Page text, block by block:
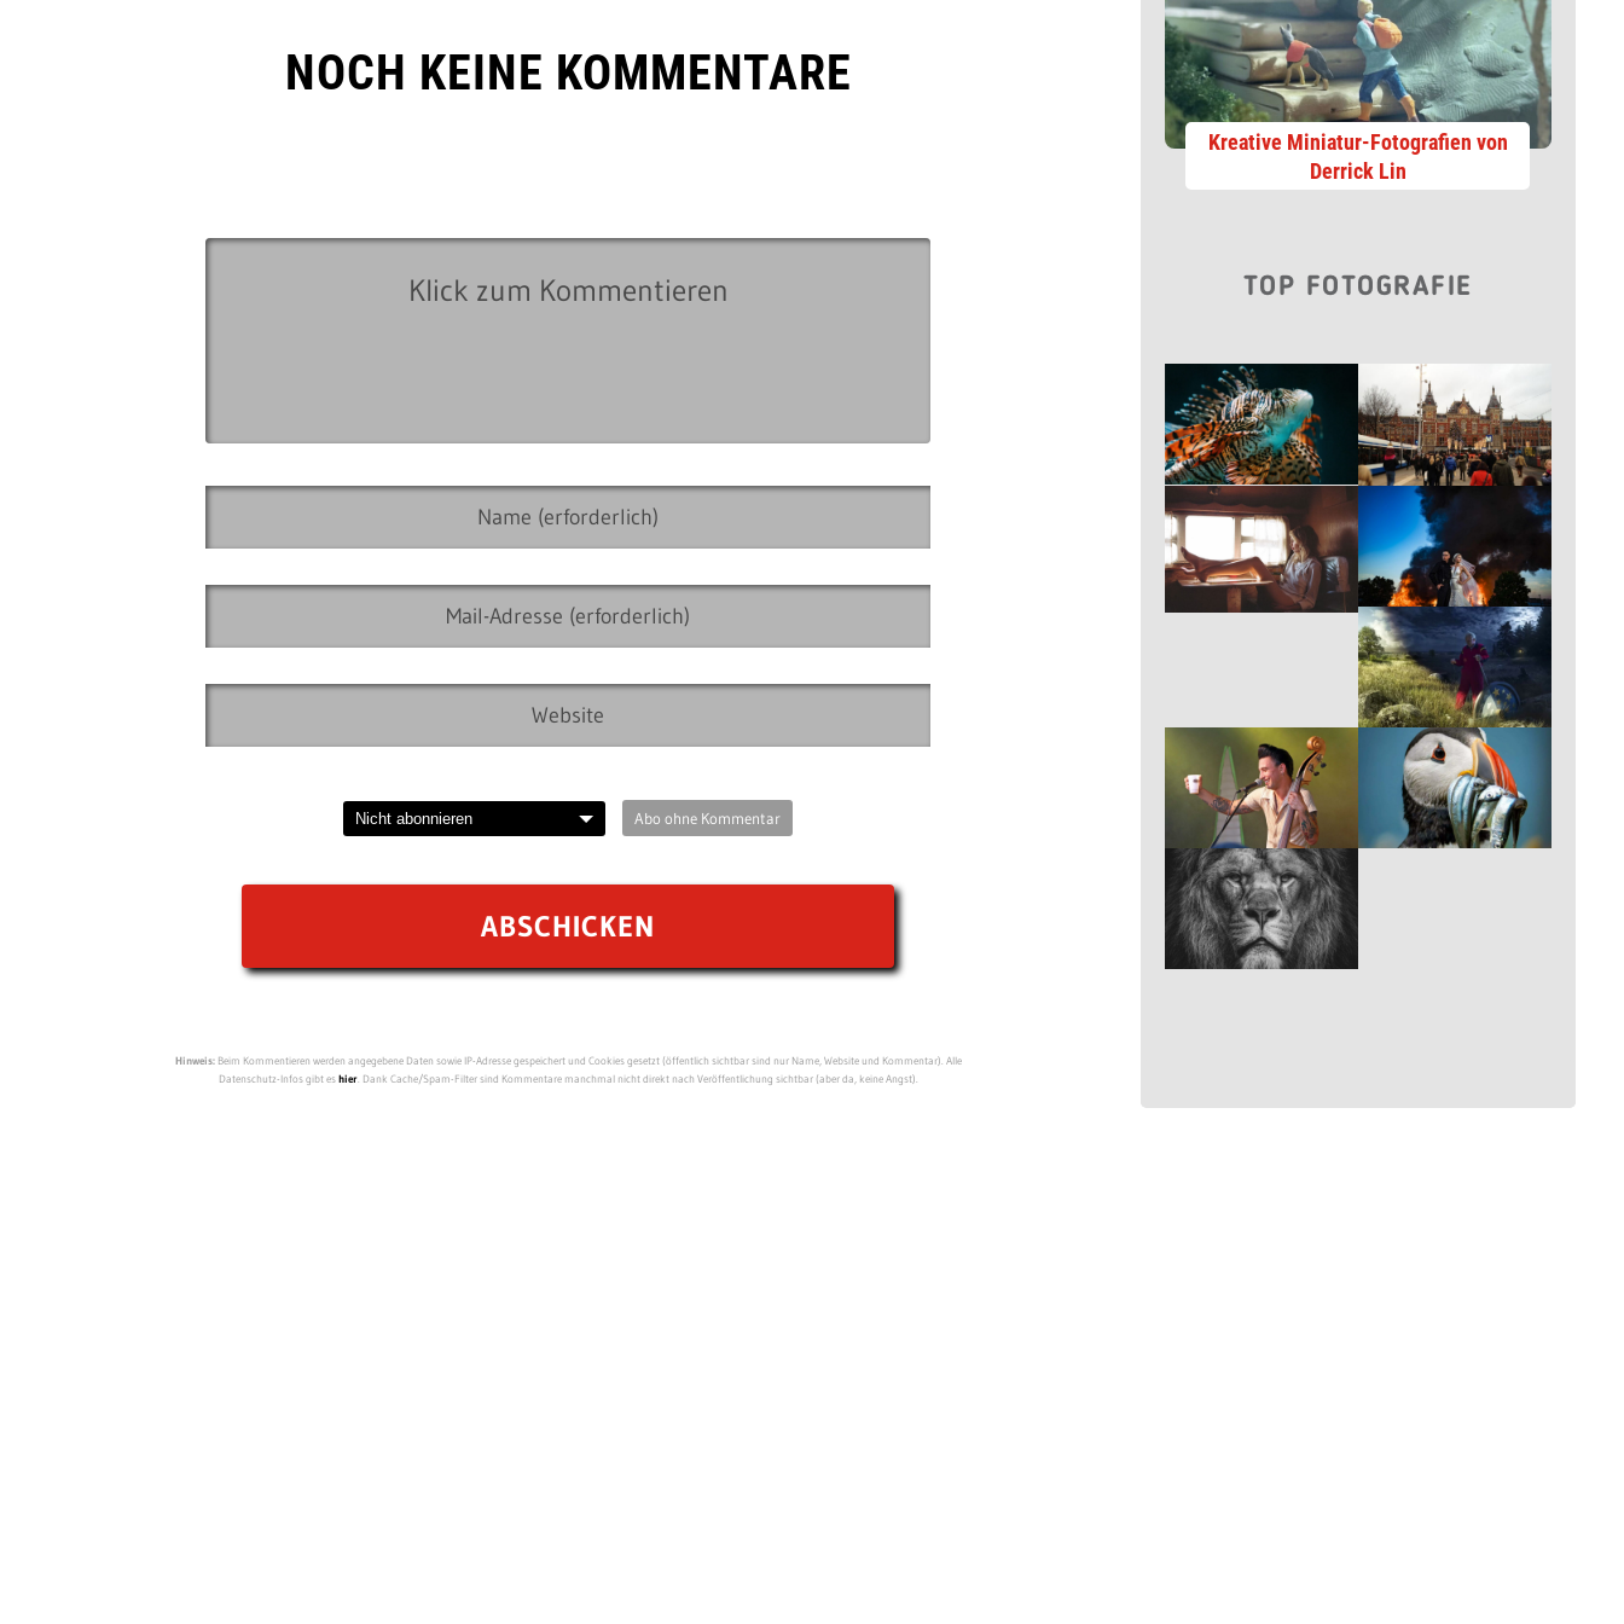
NOCH KEINE KOMMENTARE
Abo ohne Kommentar
Hinweis:Beim Kommentieren werden angegebene Daten sowie IP-Adresse gespeichert und Cookies gesetzt (öffentlich sichtbar sind nur Name, Website und Kommentar). Alle
Datenschutz-Infos gibt eshier. Dank Cache/Spam-Filter sind Kommentare manchmal nicht direkt nach Veröffentlichung sichtbar (aber da, keine Angst).
Kreative Miniatur-Fotografien von
Derrick Lin
TOP FOTOGRAFIE